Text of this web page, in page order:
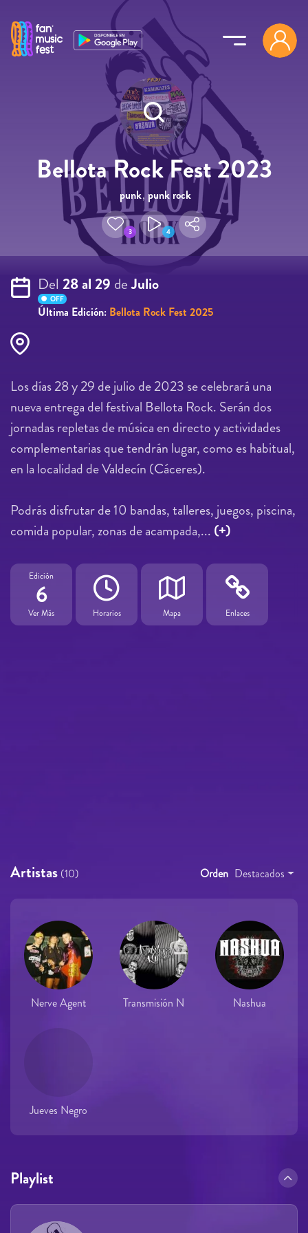
Pasar al contenido principal
Bellota Rock Fest 2023
punk, punk rock
3 4
Del 28 al 29 deJulio
OFF
Última Edición: Bellota Rock Fest 2025
Los días 28 y 29 de julio de 2023 se celebrará una
nueva entrega del festival Bellota Rock. Serán dos
jornadas repletas de música en directo y actividades
complementarias que tendrán lugar, como es habitual,
en la localidad de Valdecín (Cáceres).
Podrás disfrutar de 10 bandas, talleres, juegos, piscina,
comida popular, zonas de acampada,... (+)
Edición
6
Ver Más Horarios Mapa Enlaces
Artistas (10) Orden Destacados
Nerve Agent Transmisión N Nashua
Jueves Negro
Playlist